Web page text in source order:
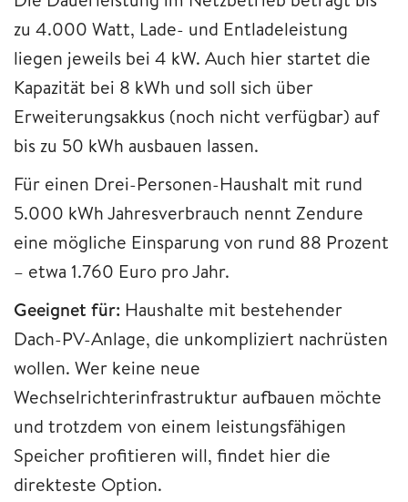
zu 4.000 Watt, Lade- und Entladeleistung
liegen jeweils bei 4 kW. Auch hier startet die
Kapazität bei 8 kWh und soll sich über
Erweiterungsakkus (noch nicht verfügbar) auf
bis zu 50 kWh ausbauen lassen.
Für einen Drei-Personen-Haushalt mit rund
5.000 kWh Jahresverbrauch nennt Zendure
eine mögliche Einsparung von rund 88 Prozent
– etwa 1.760 Euro pro Jahr.
Geeignet für: Haushalte mit bestehender
Dach-PV-Anlage, die unkompliziert nachrüsten
wollen. Wer keine neue
Wechselrichterinfrastruktur aufbauen möchte
und trotzdem von einem leistungsfähigen
Speicher profitieren will, findet hier die
direkteste Option.